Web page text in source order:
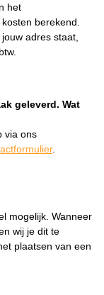
het
berekend.
adres staat,
geleverd. Wat
via ons
.
mogelijk. Wanneer
wij je dit te
plaatsen van een